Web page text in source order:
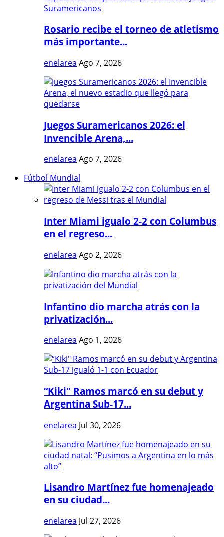
Rosario recibe el torneo de atletismo
más importante...
enelarea Ago 7, 2026
Juegos Suramericanos 2026: el
Invencible Arena,...
enelarea Ago 7, 2026
Fútbol Mundial
Inter Miami igualo 2-2 con Columbus
en el regreso...
enelarea Ago 2, 2026
Infantino dio marcha atrás con la
privatización...
enelarea Ago 1, 2026
“Kiki" Ramos marcó en su debut y
Argentina Sub-17...
enelarea Jul 30, 2026
Lisandro Martínez fue homenajeado
en su ciudad...
enelarea Jul 27, 2026